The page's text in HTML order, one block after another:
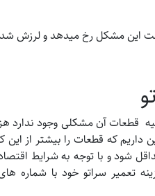
این مشکل رخ میدهد و لرزش
قطعات آن مشکلی وجود ندارد
شود و با توجه به شرایط
تعمیر سراتو خود با